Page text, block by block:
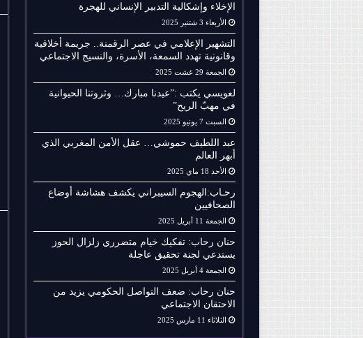
الإخلاء وإشكالية التدبير الإنساني للهجرة
الأربعاء 3 شتنبر 2025
التشهير الإعلامي في عصر الرقمنة.. جريمة أخلاقية
وقانونية تهدد السمعة، الأسرة، والنسيج الاجتماعي
الجمعة 29 غشت 2025
لعويسي يكتب :”عيدنا مبارك… وثروتنا الحيوانية
في مهبّ الريح”
السبت 7 يونيو 2025
عبد اللطيف حموشي… عقل الأمن المغربي الذي
أبهر العالم
الأحد 18 ماي 2025
رحـاب:الهجوم السيبراني يكشف هشاشة أوضاع
الصحافيين
الجمعة 11 أبريل 2025
حنان رحاب: تفكيك خيام متضرري زلزال الحوز
يستدعي لجنة تحقيق عاجلة
الجمعة 4 أبريل 2025
حنان رحاب: ضعف التواصل الحكومي يزيد من
الاحتقان الاجتماعي
الثلاثاء 11 مارس 2025